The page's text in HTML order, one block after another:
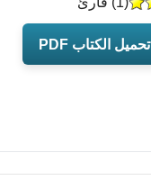
تحميل الكتاب PDF